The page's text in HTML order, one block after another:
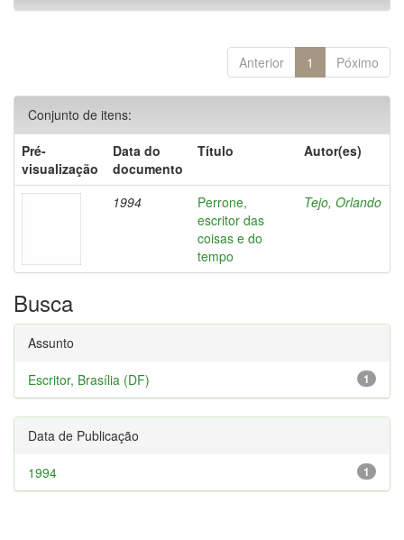
Anterior 1 Póximo
Conjunto de itens:
Pré-
visualização
Data do
documento
Título Autor(es)
1994
Perrone,
escritor das
coisas e do
tempo
Tejo, Orlando
Busca
Assunto
1
Escritor, Brasília (DF)
Data de Publicação
1
1994